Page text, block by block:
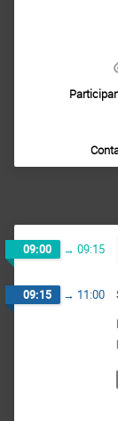
09:00 → 09:15
09:15 → 11:00